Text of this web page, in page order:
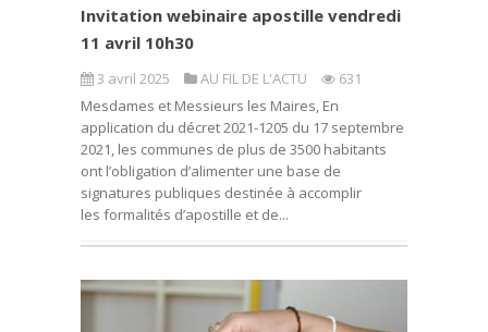
Invitation webinaire apostille vendredi
11 avril 10h30
3 avril 2025 AU FIL DE L'ACTU
631
Mesdames et Messieurs les Maires, En
application du décret 2021-1205 du 17 septembre
2021, les communes de plus de 3500 habitants
ont l’obligation d’alimenter une base de
signatures publiques destinée à accomplir
les formalités d’apostille et de...